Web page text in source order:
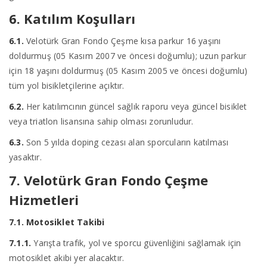
6. Katılım Koşulları
6.1. Velotürk Gran Fondo Çeşme kısa parkur 16 yaşını
doldurmuş (05 Kasım 2007 ve öncesi doğumlu); uzun parkur
için 18 yaşını doldurmuş (05 Kasım 2005 ve öncesi doğumlu)
tüm yol bisikletçilerine açıktır.
6.2. Her katılımcının güncel sağlık raporu veya güncel bisiklet
veya triatlon lisansına sahip olması zorunludur.
6.3. Son 5 yılda doping cezası alan sporcuların katılması
yasaktır.
7. Velotürk Gran Fondo Çeşme
Hizmetleri
7.1. Motosiklet Takibi
7.1.1. Yarışta trafik, yol ve sporcu güvenliğini sağlamak için
motosiklet akibi yer alacaktır.